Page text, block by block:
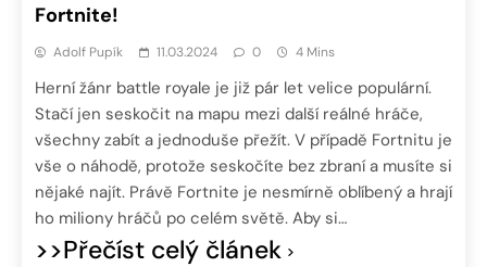
Fortnite!
Adolf Pupík 11.03.2024 0 4 Mins
Herní žánr battle royale je již pár let velice populární.
Stačí jen seskočit na mapu mezi další reálné hráče,
všechny zabít a jednoduše přežít. V případě Fortnitu je
vše o náhodě, protože seskočíte bez zbraní a musíte si
nějaké najít. Právě Fortnite je nesmírně oblíbený a hrají
ho miliony hráčů po celém světě. Aby si…
>>Přečíst celý článek